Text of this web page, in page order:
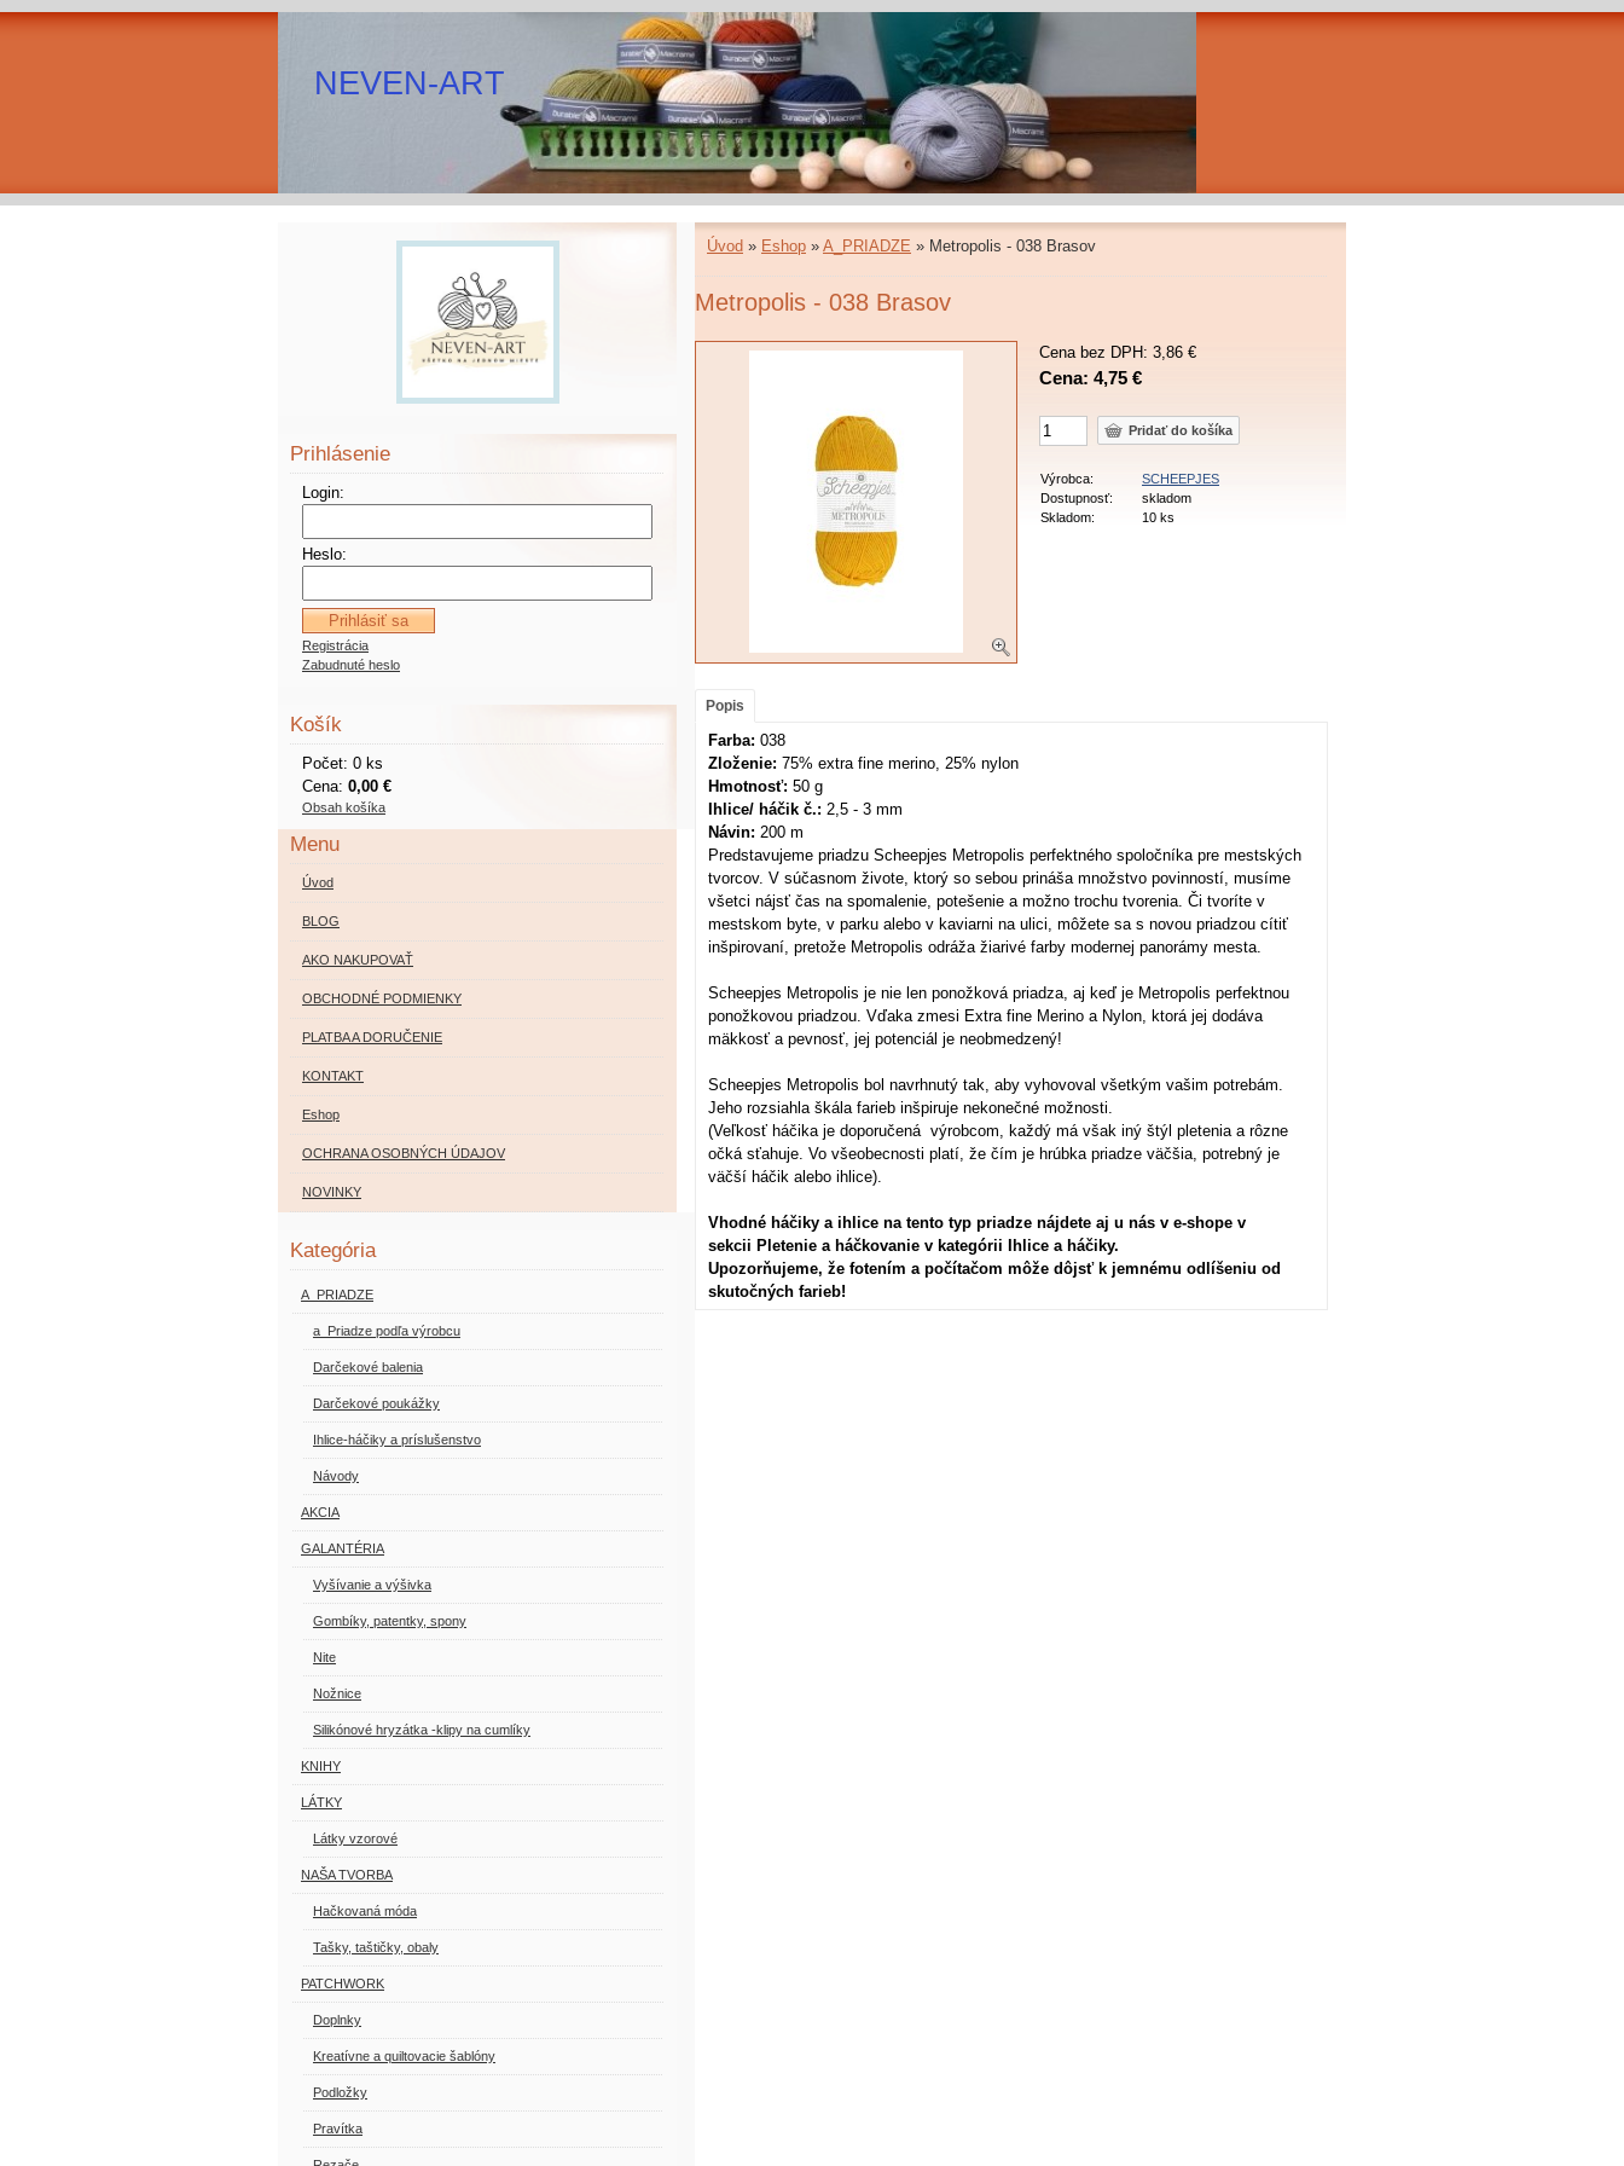
NEVEN-ART
Úvod » Eshop » A_PRIADZE » Metropolis - 038 Brasov
Metropolis - 038 Brasov
Cena bez DPH: 3,86 €
Cena: 4,75 €
Výrobca:
SCHEEPJES
Dostupnosť:
skladom
Skladom:
10 ks
Popis
Farba: 038
Zloženie: 75% extra fine merino, 25% nylon
Hmotnosť: 50 g
Ihlice/ háčik č.: 2,5 - 3 mm
Návin: 200 m
Predstavujeme priadzu Scheepjes Metropolis perfektného spoločníka pre mestských
tvorcov. V súčasnom živote, ktorý so sebou prináša množstvo povinností, musíme
všetci nájsť čas na spomalenie, potešenie a možno trochu tvorenia. Či tvoríte v
mestskom byte, v parku alebo v kaviarni na ulici, môžete sa s novou priadzou cítiť
inšpirovaní, pretože Metropolis odráža žiarivé farby modernej panorámy mesta.
Scheepjes Metropolis je nie len ponožková priadza, aj keď je Metropolis perfektnou
ponožkovou priadzou. Vďaka zmesi Extra fine Merino a Nylon, ktorá jej dodáva
mäkkosť a pevnosť, jej potenciál je neobmedzený!
Scheepjes Metropolis bol navrhnutý tak, aby vyhovoval všetkým vašim potrebám.
Jeho rozsiahla škála farieb inšpiruje nekonečné možnosti.​
(Veľkosť háčika je doporučená výrobcom, každý má však iný štýl pletenia a rôzne
očká sťahuje. Vo všeobecnosti platí, že čím je hrúbka priadze väčšia, potrebný je
väčší háčik alebo ihlice).
Vhodné háčiky a ihlice na tento typ priadze nájdete aj u nás v e-shope v
sekcii Pletenie a háčkovanie v kategórii Ihlice a háčiky.
Upozorňujeme, že fotením a počítačom môže dôjsť k jemnému odlíšeniu od
skutočných farieb!
Prihlásenie
Login:
Heslo:
Registrácia
Zabudnuté heslo
Košík
Počet: 0 ks
Cena: 0,00 €
Obsah košíka
Menu
Úvod
BLOG
AKO NAKUPOVAŤ
OBCHODNÉ PODMIENKY
PLATBA A DORUČENIE
KONTAKT
Eshop
OCHRANA OSOBNÝCH ÚDAJOV
NOVINKY
Kategória
A_PRIADZE
a_Priadze podľa výrobcu
Darčekové balenia
Darčekové poukážky
Ihlice-háčiky a príslušenstvo
Návody
AKCIA
GALANTÉRIA
Vyšívanie a výšivka
Gombíky, patentky, spony
Nite
Nožnice
Silikónové hryzátka -klipy na cumlíky
KNIHY
LÁTKY
Látky vzorové
NAŠA TVORBA
Hačkovaná móda
Tašky, taštičky, obaly
PATCHWORK
Doplnky
Kreatívne a quiltovacie šablóny
Podložky
Pravítka